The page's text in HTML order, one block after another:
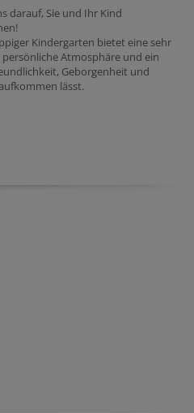
darauf, Sie und Ihr Kind
Kindergarten bietet eine sehr
Atmosphäre und ein
Geborgenheit und
lässt.